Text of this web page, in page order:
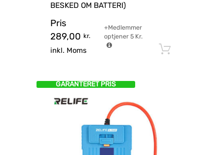
BESKED OM BATTERI)
Pris
289,00 kr.
inkl. Moms
+Medlemmer
optjener 5Kr.
GARANTERET PRIS